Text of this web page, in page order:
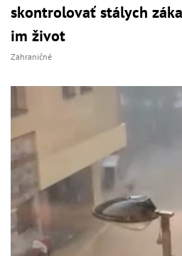
skontrolovať stálych
im život
Zahraničné